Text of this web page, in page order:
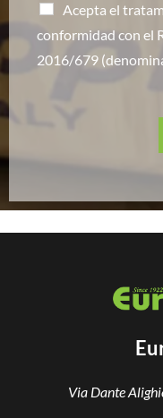
Acepta el
conformidad con el
2016/679
Via Dante